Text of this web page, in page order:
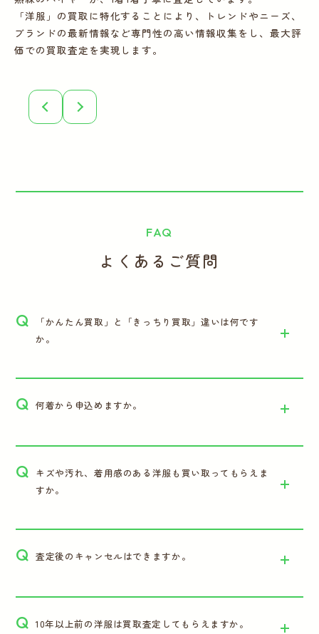
「洋服」の買取に特化することにより、トレンドやニーズ、
ブランドの最新情報など専門性の高い情報収集をし、最大評
価での買取査定を実現します。
FAQ
よくあるご質問
Q
「かんたん買取」と「きっちり買取」違いは何です
か。
Q 何着から申込めますか。
Q キズや汚れ、着用感のある洋服も買い取ってもらえま
すか。
Q 査定後のキャンセルはできますか。
Q 10年以上前の洋服は買取査定してもらえますか。